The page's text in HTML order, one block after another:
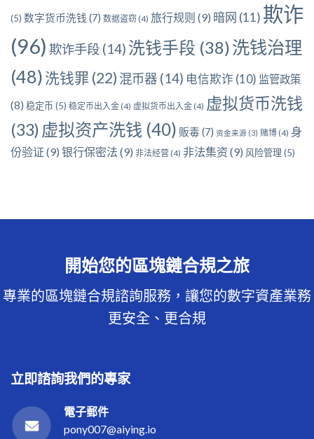
(5) 数字货币洗钱 (7) 数据盗窃 (4) 旅行规则 (9) 暗网 (11) 欺诈
(96) 欺诈手段 (14) 洗钱手段 (38)洗钱治理
(48) 洗钱罪 (22) 混币器 (14) 电信欺诈 (10) 监管政策
(8) 稳定币 (5) 稳定币出入金 (4) 虚拟货币出入金 (4) 虚拟货币洗钱
(33) 虚拟资产洗钱 (40) 贩毒 (7) 资金来源 (3) 赌博 (4) 身
份验证 (9) 银行保密法 (9) 非法经营 (4) 非法集资 (9) 风险管理(5)
開始您的區塊鏈合規之旅
專業的區塊鏈合規諮詢服務，讓您的數字資產業務
更安全、更合規
立即諮詢我們的專家
電子郵件
pony007@aiying.io